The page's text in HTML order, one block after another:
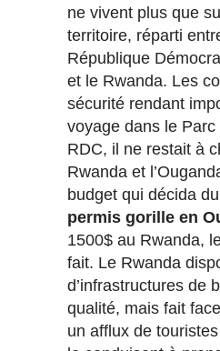
ne vivent plus que
territoire, réparti
République
et le Rwanda. Les
sécurité rendant
voyage dans le
RDC, il ne restait à
Rwanda et
budget qui décida
permis gorille en
1500$ au Rwanda,
fait. Le Rwanda
d’infrastructures de
qualité, mais fait
un afflux de